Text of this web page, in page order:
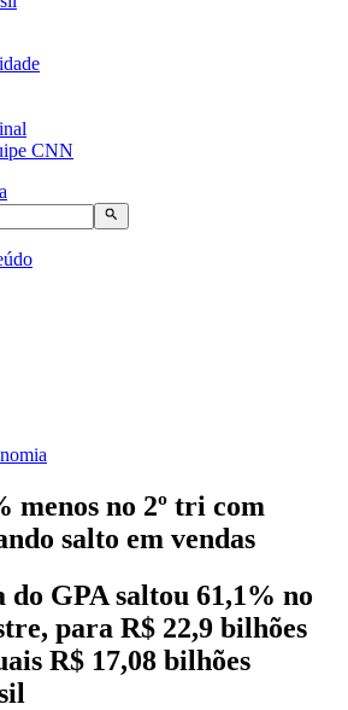
CNN
menos no 2º tri com
salto em vendas
GPA saltou 61,1% no
para R$ 22,9 bilhões
R$ 17,08 bilhões